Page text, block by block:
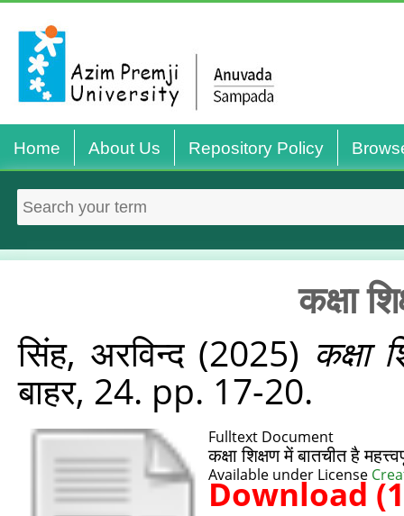
Home About Us Repository Policy
कक्षा
सिंह, अरविन्‍द(2025) कक्षा
बाहर, 24. pp. 17-20.
Fulltext Document
कक्षा शिक्षण में बातचीत है
Available under License
Download